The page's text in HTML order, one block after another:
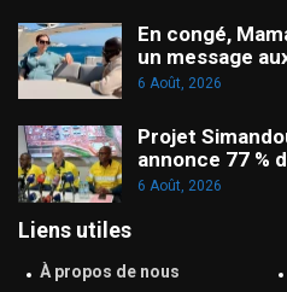
En congé,
un message
6 Août, 2026
Projet
annonce 77 %
6 Août, 2026
Liens utiles
À propos de nous